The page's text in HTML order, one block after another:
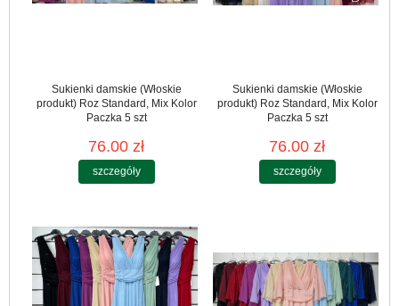
Sukienki damskie (Włoskie
produkt) Roz Standard, Mix Kolor
Paczka 5 szt
76.00 zł
szczegóły
Sukienki damskie (Włoskie
produkt) Roz Standard, Mix Kolor
Paczka 5 szt
76.00 zł
szczegóły